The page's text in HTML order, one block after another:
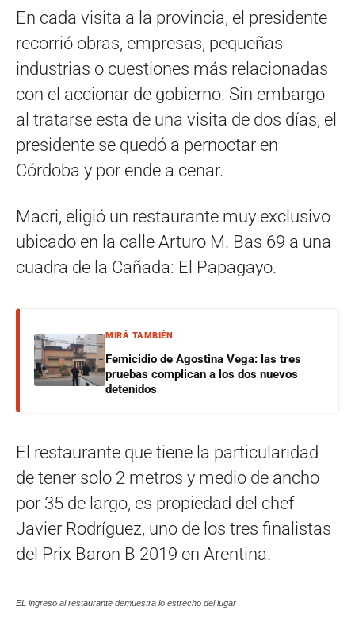
En cada visita a la provincia, el presidente
recorrió obras, empresas, pequeñas
industrias o cuestiones más relacionadas
con el accionar de gobierno. Sin embargo
al tratarse esta de una visita de dos días, el
presidente se quedó a pernoctar en
Córdoba y por ende a cenar.
Macri, eligió un restaurante muy exclusivo
ubicado en la calle Arturo M. Bas 69 a una
cuadra de la Cañada: El Papagayo.
MIRÁ TAMBIÉN
Femicidio de Agostina Vega: las tres
pruebas complican a los dos nuevos
detenidos
El restaurante que tiene la particularidad
de tener solo 2 metros y medio de ancho
por 35 de largo, es propiedad del chef
Javier Rodríguez, uno de los tres finalistas
del Prix Baron B 2019 en Arentina.
EL ingreso al restaurante demuestra lo estrecho del lugar